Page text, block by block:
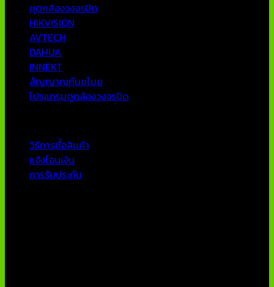
ชุดกล้องวงจรปิด
HIKVISION
AVTECH
DAHUA
INNEKT
สัญญาณกันขโมย
โปรแกรมดูกล้องวงจรปิด
วิธีการซื้อสินค้า
แจ้งโอนเงิน
การรับประกัน